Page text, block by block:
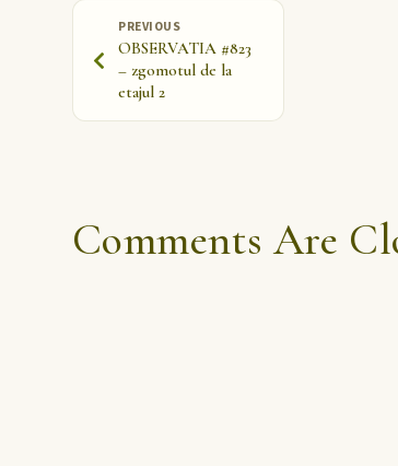
PREVIOUS
OBSERVATIA #823
– zgomotul de la
etajul 2
Comments Are